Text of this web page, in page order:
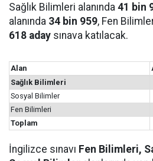
Sağlık Bilimleri alanında 41 bin
alanında 34 bin 959, Fen
618 aday sınava katılacak.
Alan
Sağlık Bilimleri
Sosyal Bilimler
Fen Bilimleri
Toplam
İngilizce sınavı Fen Bilimleri,